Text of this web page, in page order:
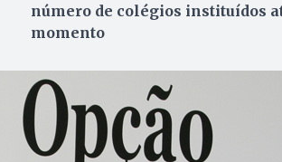
número de colégios instituídos
momento